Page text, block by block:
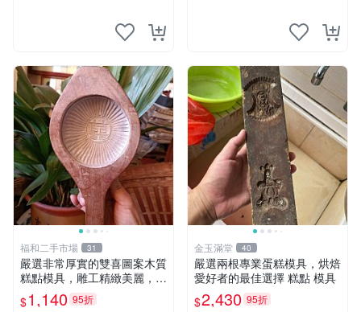
福和二手市場 31
嚴選非常厚實的雙喜圖案木質
糕點模具，雕工精緻美麗，呈
現自然包漿風味。適合收藏與
禮贈，建議入手。 雙喜 圖案
$1,140 95折
金玉滿堂 40
嚴選兩根專業蛋糕模具，烘焙
愛好者的最佳選擇 糕點 模具
$2,430 95折